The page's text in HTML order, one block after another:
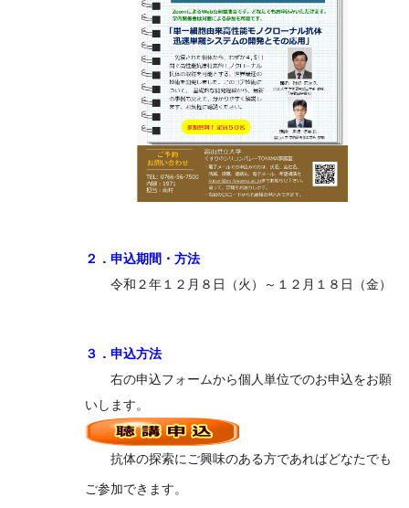
２．申込期間・方法
令和２年１２月８日（火）～１２月１８日（金）
３．申込方法
右の申込フォームから個人単位でのお申込をお願
いします。
抗体の探索にご興味のある方であればどなたでも
ご参加できます。